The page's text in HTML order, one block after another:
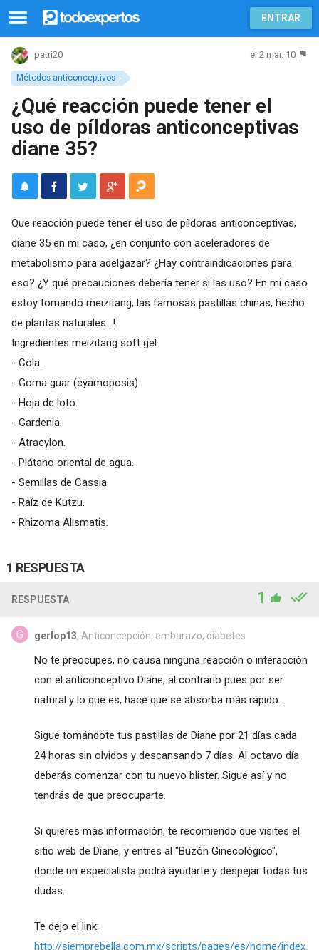
ENTRAR
Métodos anticonceptivos
patri20 el 2 mar. 10
¿Qué reacción puede tener el
uso de píldoras anticonceptivas
diane 35?
Que reacción puede tener el uso de píldoras anticonceptivas,
diane 35 en mi caso, ¿en conjunto con aceleradores de
metabolismo para adelgazar? ¿Hay contraindicaciones para
eso? ¿Y qué precauciones debería tener si las uso? En mi caso
estoy tomando meizitang, las famosas pastillas chinas, hecho
de plantas naturales...!
Ingredientes meizitang soft gel:
- Cola.
- Goma guar (cyamoposis)
- Hoja de loto.
- Gardenia.
- Atracylon.
- Plátano oriental de agua.
- Semillas de Cassia.
- Raíz de Kutzu.
- Rhizoma Alismatis.
1 RESPUESTA
RESPUESTA 1
gerlop13, Anticoncepción, embarazo, diabetes
No te preocupes, no causa ninguna reacción o interacción
con el anticonceptivo Diane, al contrario pues por ser
natural y lo que es, hace que se absorba más rápido.
Sigue tomándote tus pastillas de Diane por 21 días cada
24 horas sin olvidos y descansando 7 días. Al octavo día
deberás comenzar con tu nuevo blister. Sigue así y no
tendrás de que preocuparte.
Si quieres más información, te recomiendo que visites el
sitio web de Diane, y entres al "Buzón Ginecológico",
donde un especialista podrá ayudarte y despejar todas tus
dudas.
Te dejo el link:
http://siemprebella.com.mx/scripts/pages/es/home/index.